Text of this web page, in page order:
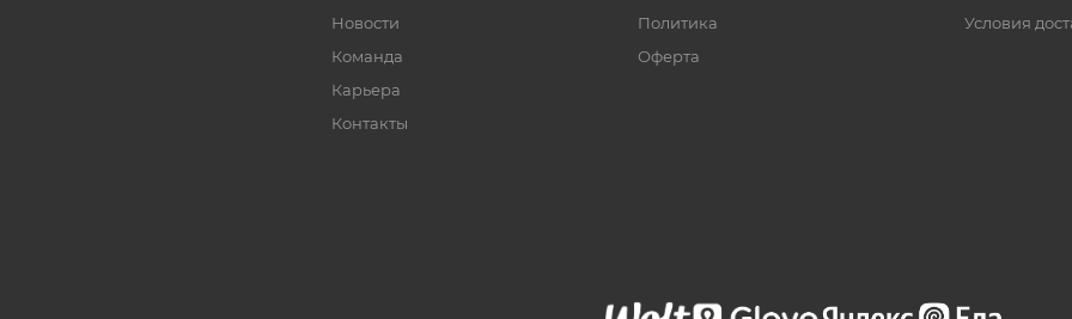
Новости
Команда
Карьера
Контакты
Политика
Офертa
Условия